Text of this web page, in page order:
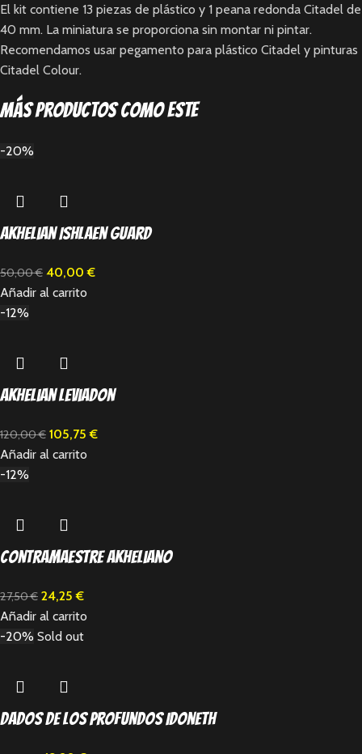
El kit contiene 13 piezas de plástico y 1 peana redonda Citadel de
40 mm. La miniatura se proporciona sin montar ni pintar.
Recomendamos usar pegamento para plástico Citadel y pinturas
Citadel Colour.
Más productos como este
-20%
Akhelian Ishlaen Guard
50,00€ 40,00€
Añadir al carrito
-12%
Akhelian Leviadon
120,00€ 105,75€
Añadir al carrito
-12%
Contramaestre Akheliano
27,50€ 24,25€
Añadir al carrito
-20% Sold out
Dados de los Profundos Idoneth